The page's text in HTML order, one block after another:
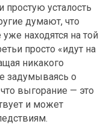
простую усталость
думают, что
находятся на той
просто «идут на
никакого
задумываясь о
выгорание — это
и может